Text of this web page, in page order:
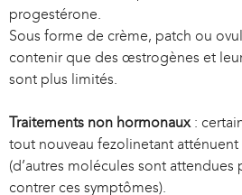
progestérone.
Sous forme de crème, patch ou
contenir que des œstrogènes et
sont plus limités.
Traitements non hormonaux :
tout nouveau fezolinetant
(d’autres molécules sont
contrer ces symptômes).